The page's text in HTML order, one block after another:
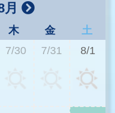
木 金
土
7/30 7/31 8/1